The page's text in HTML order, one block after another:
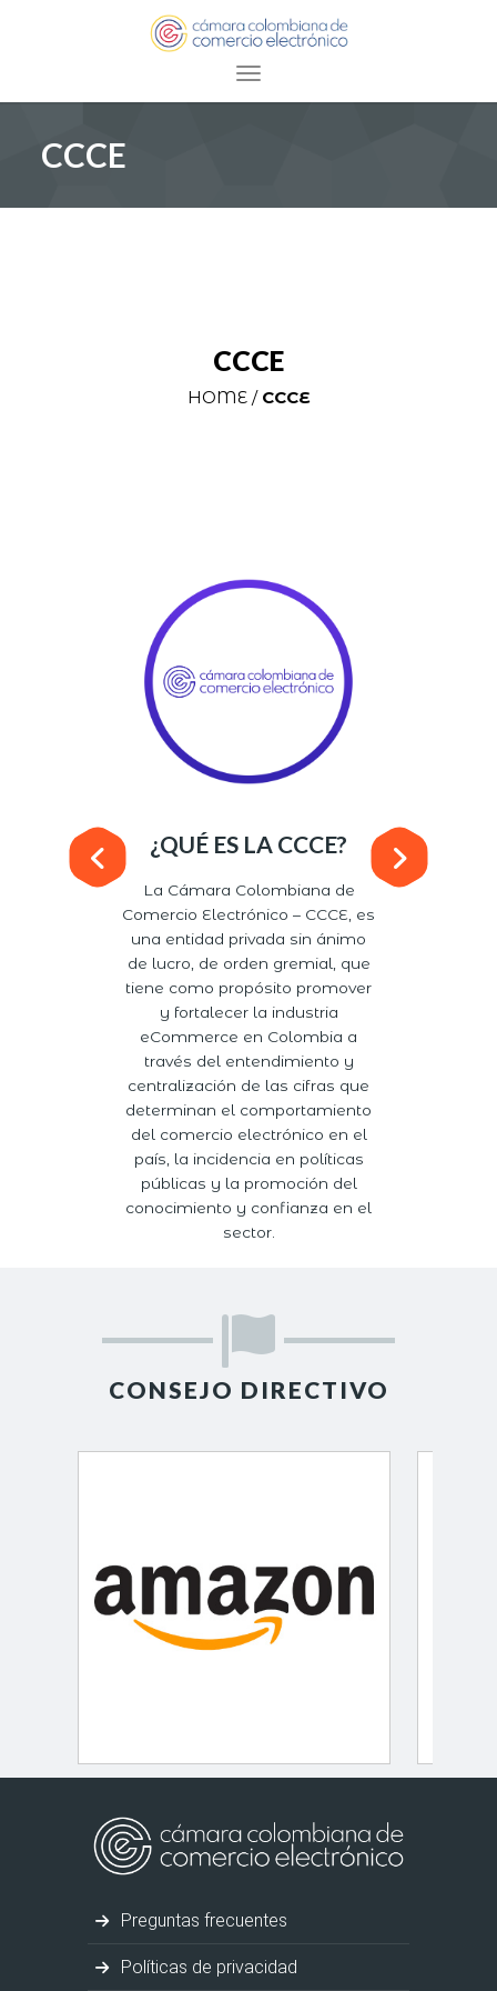
Toggle navigation
CCCE
CCCE
HOME / CCCE
¿QUÉ ES LA CCCE?
La Cámara Colombiana de
Comercio Electrónico – CCCE, es
una entidad privada sin ánimo
de lucro, de orden gremial, que
tiene como propósito promover
y fortalecer la industria
eCommerce en Colombia a
través del entendimiento y
centralización de las cifras que
determinan el comportamiento
del comercio electrónico en el
país, la incidencia en políticas
públicas y la promoción del
conocimiento y confianza en el
sector.
CONSEJO DIRECTIVO
Preguntas frecuentes
Políticas de privacidad